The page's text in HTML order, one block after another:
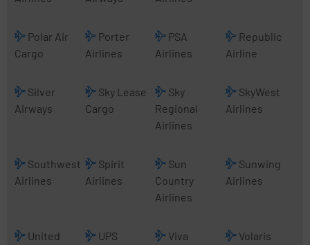
Polar Air
Cargo
Porter
Airlines
PSA
Airlines
Republic
Airline
Silver
Airways
Sky Lease
Cargo
Sky
Regional
Airlines
SkyWest
Airlines
Southwest
Airlines
Spirit
Airlines
Sun
Country
Airlines
Sunwing
Airlines
United
UPS
Viva
Volaris